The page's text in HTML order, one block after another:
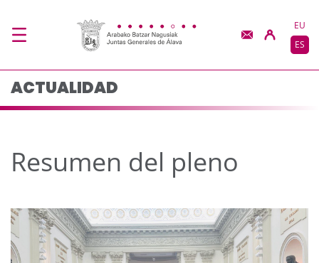
Resumen del pleno -
EU
ES
ACTUALIDAD
Resumen del pleno